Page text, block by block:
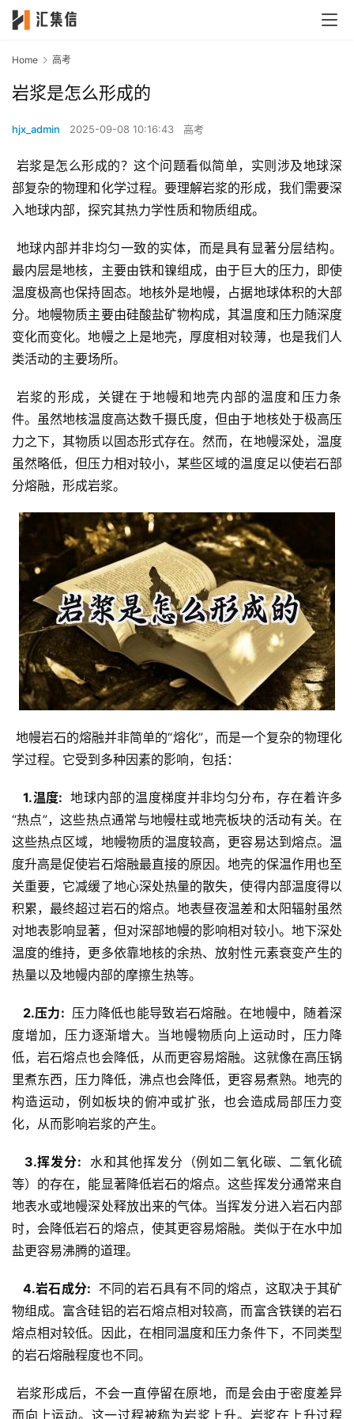
Home 高考
岩浆是怎么形成的
hjx_admin 2025-09-08 10:16:43 高考
部复杂的物理和化学过程。要理解岩浆的形成，我们需要深
入地球内部，探究其热力学性质和物质组成。
最内层是地核，主要由铁和镍组成，由于巨大的压力，即使
温度极高也保持固态。地核外是地幔，占据地球体积的大部
分。地幔物质主要由硅酸盐矿物构成，其温度和压力随深度
变化而变化。地幔之上是地壳，厚度相对较薄，也是我们人
类活动的主要场所。
岩浆的形成，关键在于地幔和地壳内部的温度和压力条
件。虽然地核温度高达数千摄氏度，但由于地核处于极高压
力之下，其物质以固态形式存在。然而，在地幔深处，温度
虽然略低，但压力相对较小，某些区域的温度足以使岩石部
分熔融，形成岩浆。
地幔岩石的熔融并非简单的“熔化”，而是一个复杂的物理化
学过程。它受到多种因素的影响，包括：
  1.温度:
地球内部的温度梯度并非均匀分布，存在着许多
“热点”，这些热点通常与地幔柱或地壳板块的活动有关。在
这些热点区域，地幔物质的温度较高，更容易达到熔点。温
度升高是促使岩石熔融最直接的原因。地壳的保温作用也至
关重要，它减缓了地心深处热量的散失，使得内部温度得以
积累，最终超过岩石的熔点。地表昼夜温差和太阳辐射虽然
对地表影响显著，但对深部地幔的影响相对较小。地下深处
温度的维持，更多依靠地核的余热、放射性元素衰变产生的
热量以及地幔内部的摩擦生热等。
  2.压力:
压力降低也能导致岩石熔融。在地幔中，随着深
度增加，压力逐渐增大。当地幔物质向上运动时，压力降
低，岩石熔点也会降低，从而更容易熔融。这就像在高压锅
里煮东西，压力降低，沸点也会降低，更容易煮熟。地壳的
构造运动，例如板块的俯冲或扩张，也会造成局部压力变
化，从而影响岩浆的产生。
  3.挥发分:
水和其他挥发分（例如二氧化碳、二氧化硫
等）的存在，能显著降低岩石的熔点。这些挥发分通常来自
地表水或地幔深处释放出来的气体。当挥发分进入岩石内部
时，会降低岩石的熔点，使其更容易熔融。类似于在水中加
盐更容易沸腾的道理。
  4.岩石成分:
不同的岩石具有不同的熔点，这取决于其矿
物组成。富含硅铝的岩石熔点相对较高，而富含铁镁的岩石
熔点相对较低。因此，在相同温度和压力条件下，不同类型
的岩石熔融程度也不同。
而向上运动。这一过程被称为岩浆上升。岩浆在上升过程